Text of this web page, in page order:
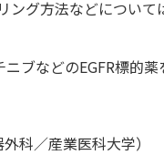
ング方法などについて
ブなどのEGFR標的
科／産業医科大学）